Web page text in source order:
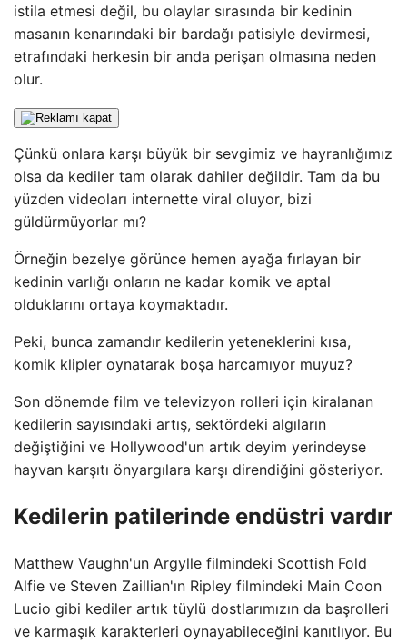
istila etmesi değil, bu olaylar sırasında bir kedinin
masanın kenarındaki bir bardağı patisiyle devirmesi,
etrafındaki herkesin bir anda perişan olmasına neden
olur.
Çünkü onlara karşı büyük bir sevgimiz ve hayranlığımız
olsa da kediler tam olarak dahiler değildir. Tam da bu
yüzden videoları internette viral oluyor, bizi
güldürmüyorlar mı?
Örneğin bezelye görünce hemen ayağa fırlayan bir
kedinin varlığı onların ne kadar komik ve aptal
olduklarını ortaya koymaktadır.
Peki, bunca zamandır kedilerin yeteneklerini kısa,
komik klipler oynatarak boşa harcamıyor muyuz?
Son dönemde film ve televizyon rolleri için kiralanan
kedilerin sayısındaki artış, sektördeki algıların
değiştiğini ve Hollywood'un artık deyim yerindeyse
hayvan karşıtı önyargılara karşı direndiğini gösteriyor.
Kedilerin patilerinde endüstri vardır
Matthew Vaughn'un Argylle filmindeki Scottish Fold
Alfie ve Steven Zaillian'ın Ripley filmindeki Main Coon
Lucio gibi kediler artık tüylü dostlarımızın da başrolleri
ve karmaşık karakterleri oynayabileceğini kanıtlıyor. Bu